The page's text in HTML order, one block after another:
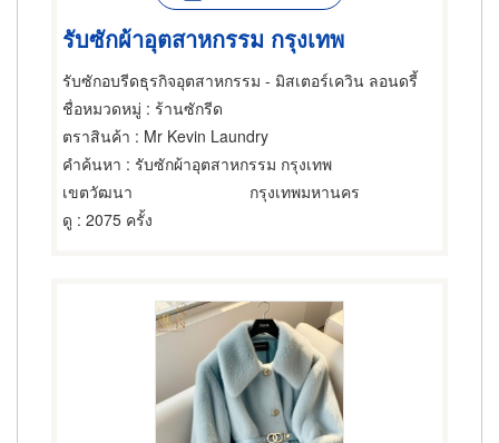
รับซักผ้าอุตสาหกรรม กรุงเทพ
รับซักอบรีดธุรกิจอุตสาหกรรม - มิสเตอร์เควิน ลอนดรี้
ชื่อหมวดหมู่ : ร้านซักรีด
ตราสินค้า : Mr Kevin Laundry
คำค้นหา : รับซักผ้าอุตสาหกรรม กรุงเทพ
เขตวัฒนา
กรุงเทพมหานคร
ดู : 2075 ครั้ง